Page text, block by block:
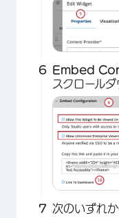
Embed
スクロール
次のいずれ